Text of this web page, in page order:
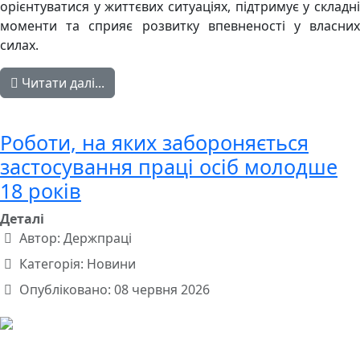
орієнтуватися у життєвих ситуаціях, підтримує у складні
моменти та сприяє розвитку впевненості у власних
силах.
Читати далі...
Роботи, на яких забороняється
застосування праці осіб молодше
18 років
Деталі
Автор: Держпраці
Категорія: Новини
Опубліковано: 08 червня 2026